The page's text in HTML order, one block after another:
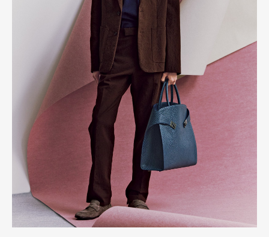
Art&Design WatchFashion
Gourmet
Product Culture Lifestyle
Pen Membership
Magazine
Official Columnist
About
Contact
Pen Meet
Pen international Pen tw